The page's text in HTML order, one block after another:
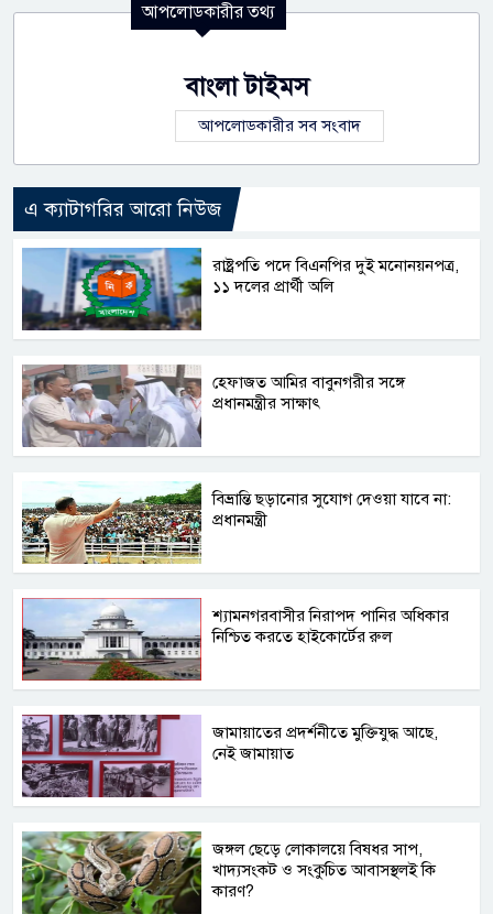
আপলোডকারীর তথ্য
বাংলা টাইমস
আপলোডকারীর সব সংবাদ
এ ক্যাটাগরির আরো নিউজ
রাষ্ট্রপতি পদে বিএনপির দুই মনোনয়নপত্র,
১১ দলের প্রার্থী অলি
হেফাজত আমির বাবুনগরীর সঙ্গে
প্রধানমন্ত্রীর সাক্ষাৎ
বিভ্রান্তি ছড়ানোর সুযোগ দেওয়া যাবে না:
প্রধানমন্ত্রী
শ্যামনগরবাসীর নিরাপদ পানির অধিকার
নিশ্চিত করতে হাইকোর্টের রুল
জামায়াতের প্রদর্শনীতে মুক্তিযুদ্ধ আছে,
নেই জামায়াত
জঙ্গল ছেড়ে লোকালয়ে বিষধর সাপ,
খাদ্যসংকট ও সংকুচিত আবাসস্থলই কি
কারণ?